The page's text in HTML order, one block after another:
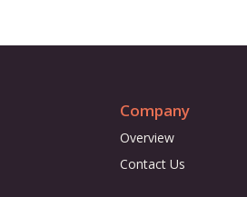
Company
Overview
Contact Us